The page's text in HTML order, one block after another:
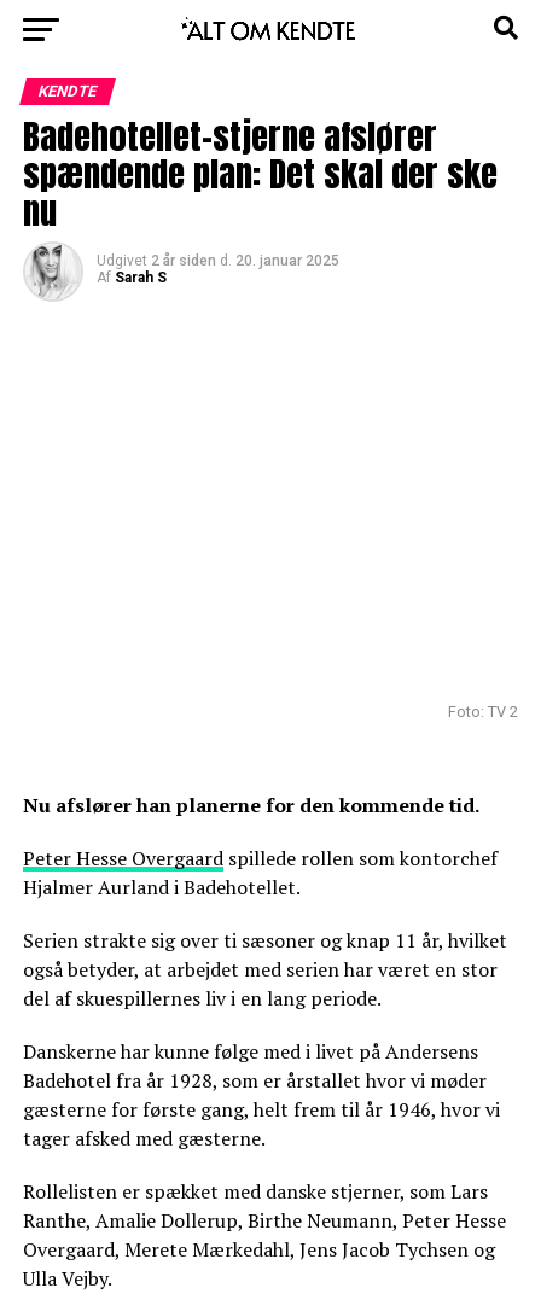
KENDTE
Badehotellet-stjerne afslører
spændende plan: Det skal der ske
nu
Udgivet 2 år siden d. 20. januar 2025
Af Sarah S
Foto: TV 2
Nu afslører han planerne for den kommende tid.
Peter Hesse Overgaardspillede rollen som kontorchef
Hjalmer Aurland i Badehotellet.
Serien strakte sig over ti sæsoner og knap 11 år, hvilket
også betyder, at arbejdet med serien har været en stor
del af skuespillernes liv i en lang periode.
Danskerne har kunne følge med i livet på Andersens
Badehotel fra år 1928, som er årstallet hvor vi møder
gæsterne for første gang, helt frem til år 1946, hvor vi
tager afsked med gæsterne.
Rollelisten er spækket med danske stjerner, som Lars
Ranthe, Amalie Dollerup, Birthe Neumann, Peter Hesse
Overgaard, Merete Mærkedahl, Jens Jacob Tychsen og
Ulla Vejby.